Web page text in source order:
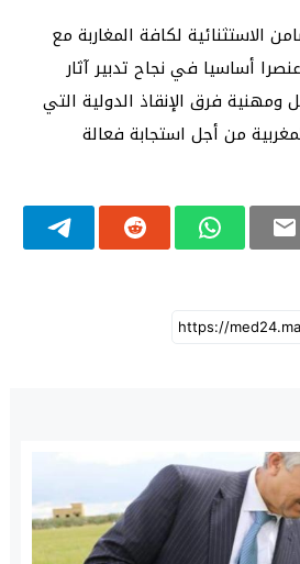
الاستثنائية لكافة المغاربة مع
أساسيا في نجاح تدبير آثار
ومهنية فرق الإنقاذ الدولية التي
من أجل استجابة فعالة